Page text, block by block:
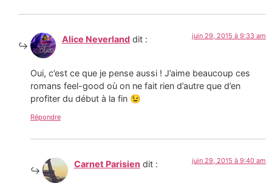
Alice Neverland dit : juin 29, 2015 à 9:33 am
Oui, c’est ce que je pense aussi ! J’aime beaucoup ces
romans feel-good où on ne fait rien d’autre que d’en
profiter du début à la fin 😉
Répondre
Carnet Parisien dit : juin 29, 2015 à 9:40 am